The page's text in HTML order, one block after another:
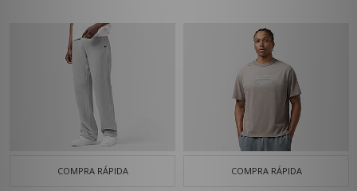
COMPRA RÁPIDA COMPRA RÁPIDA